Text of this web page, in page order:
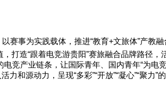
事为实践载体，推进“教育+文旅体”产教融
打造“跟着电竞游贵阳”赛旅融合品牌路径，
竞产业链条，让国际青年、国内青年“为电
源动力，呈现“多彩”“开放”“凝心”“聚力”的